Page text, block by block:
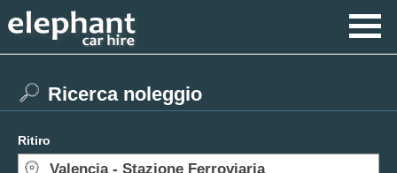
Ricerca noleggio
Ritiro